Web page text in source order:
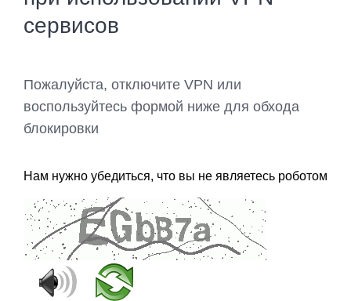
сервисов
Пожалуйста, отключите VPN или
воспользуйтесь формой ниже для обхода
блокировки
Нам нужно убедиться, что вы не являетесь роботом